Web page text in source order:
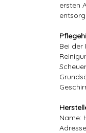
ersten
Bei der
Name: